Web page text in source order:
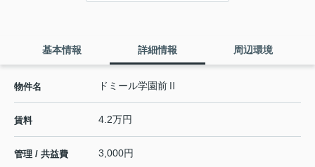
基本情報 詳細情報 周辺環境
物件名 ドミール学園前Ⅱ
賃料 4.2万円
管理 / 共益費 3,000円